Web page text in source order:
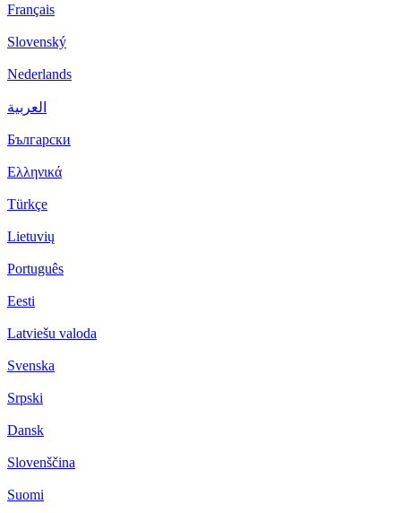
Français
Slovenský
Nederlands
العربية
Български
Ελληνικά
Türkçe
Lietuvių
Português
Eesti
Latviešu valoda
Svenska
Srpski
Dansk
Slovenščina
Suomi